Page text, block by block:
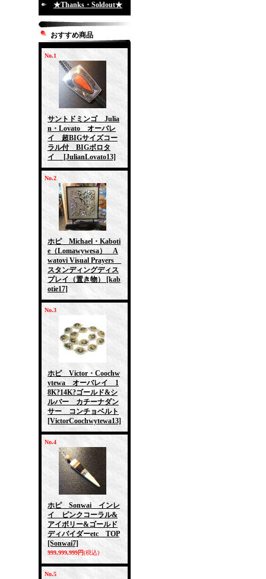
★Thanks・Soldout★
おすすめ商品
No.1
サントドミンゴ Julia
n・Lovato オーバレ
イ 超BIGサイズコー
ラル付 BIGボロタ
イ
[JulianLovato13]
No.2
ホピ Michael・Kaboti
e（Lomawywesa） A
watovi Visual Prayers
スタンディングディス
プレイ（置き物）
[kab
otie17]
No.3
ホピ Victor・Coochw
ytewa オーバレイ 1
8K?14K?ゴールド&シ
ルバー カチーナダン
サー コンチョベルト
[VictorCoochwytewa13]
No.4
ホピ Sonwai インレ
イ ピンクコーラル&
アイボリー&ゴールド
ディバイダーetc TOP
[Sonwai7]
999,999,999円(税込)
No.5